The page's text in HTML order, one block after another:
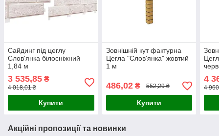
Сайдинг під цеглу
Слов'янка білосніжний
1,84 м
3 535,85 ₴
4 018,01 ₴
Купити
Зовнішній кут фактурна
Цегла "Слов'янка" жовтий
1 м
486,02₴ 552,29 ₴
Купити
4
4
Акційні пропозиції та новинки